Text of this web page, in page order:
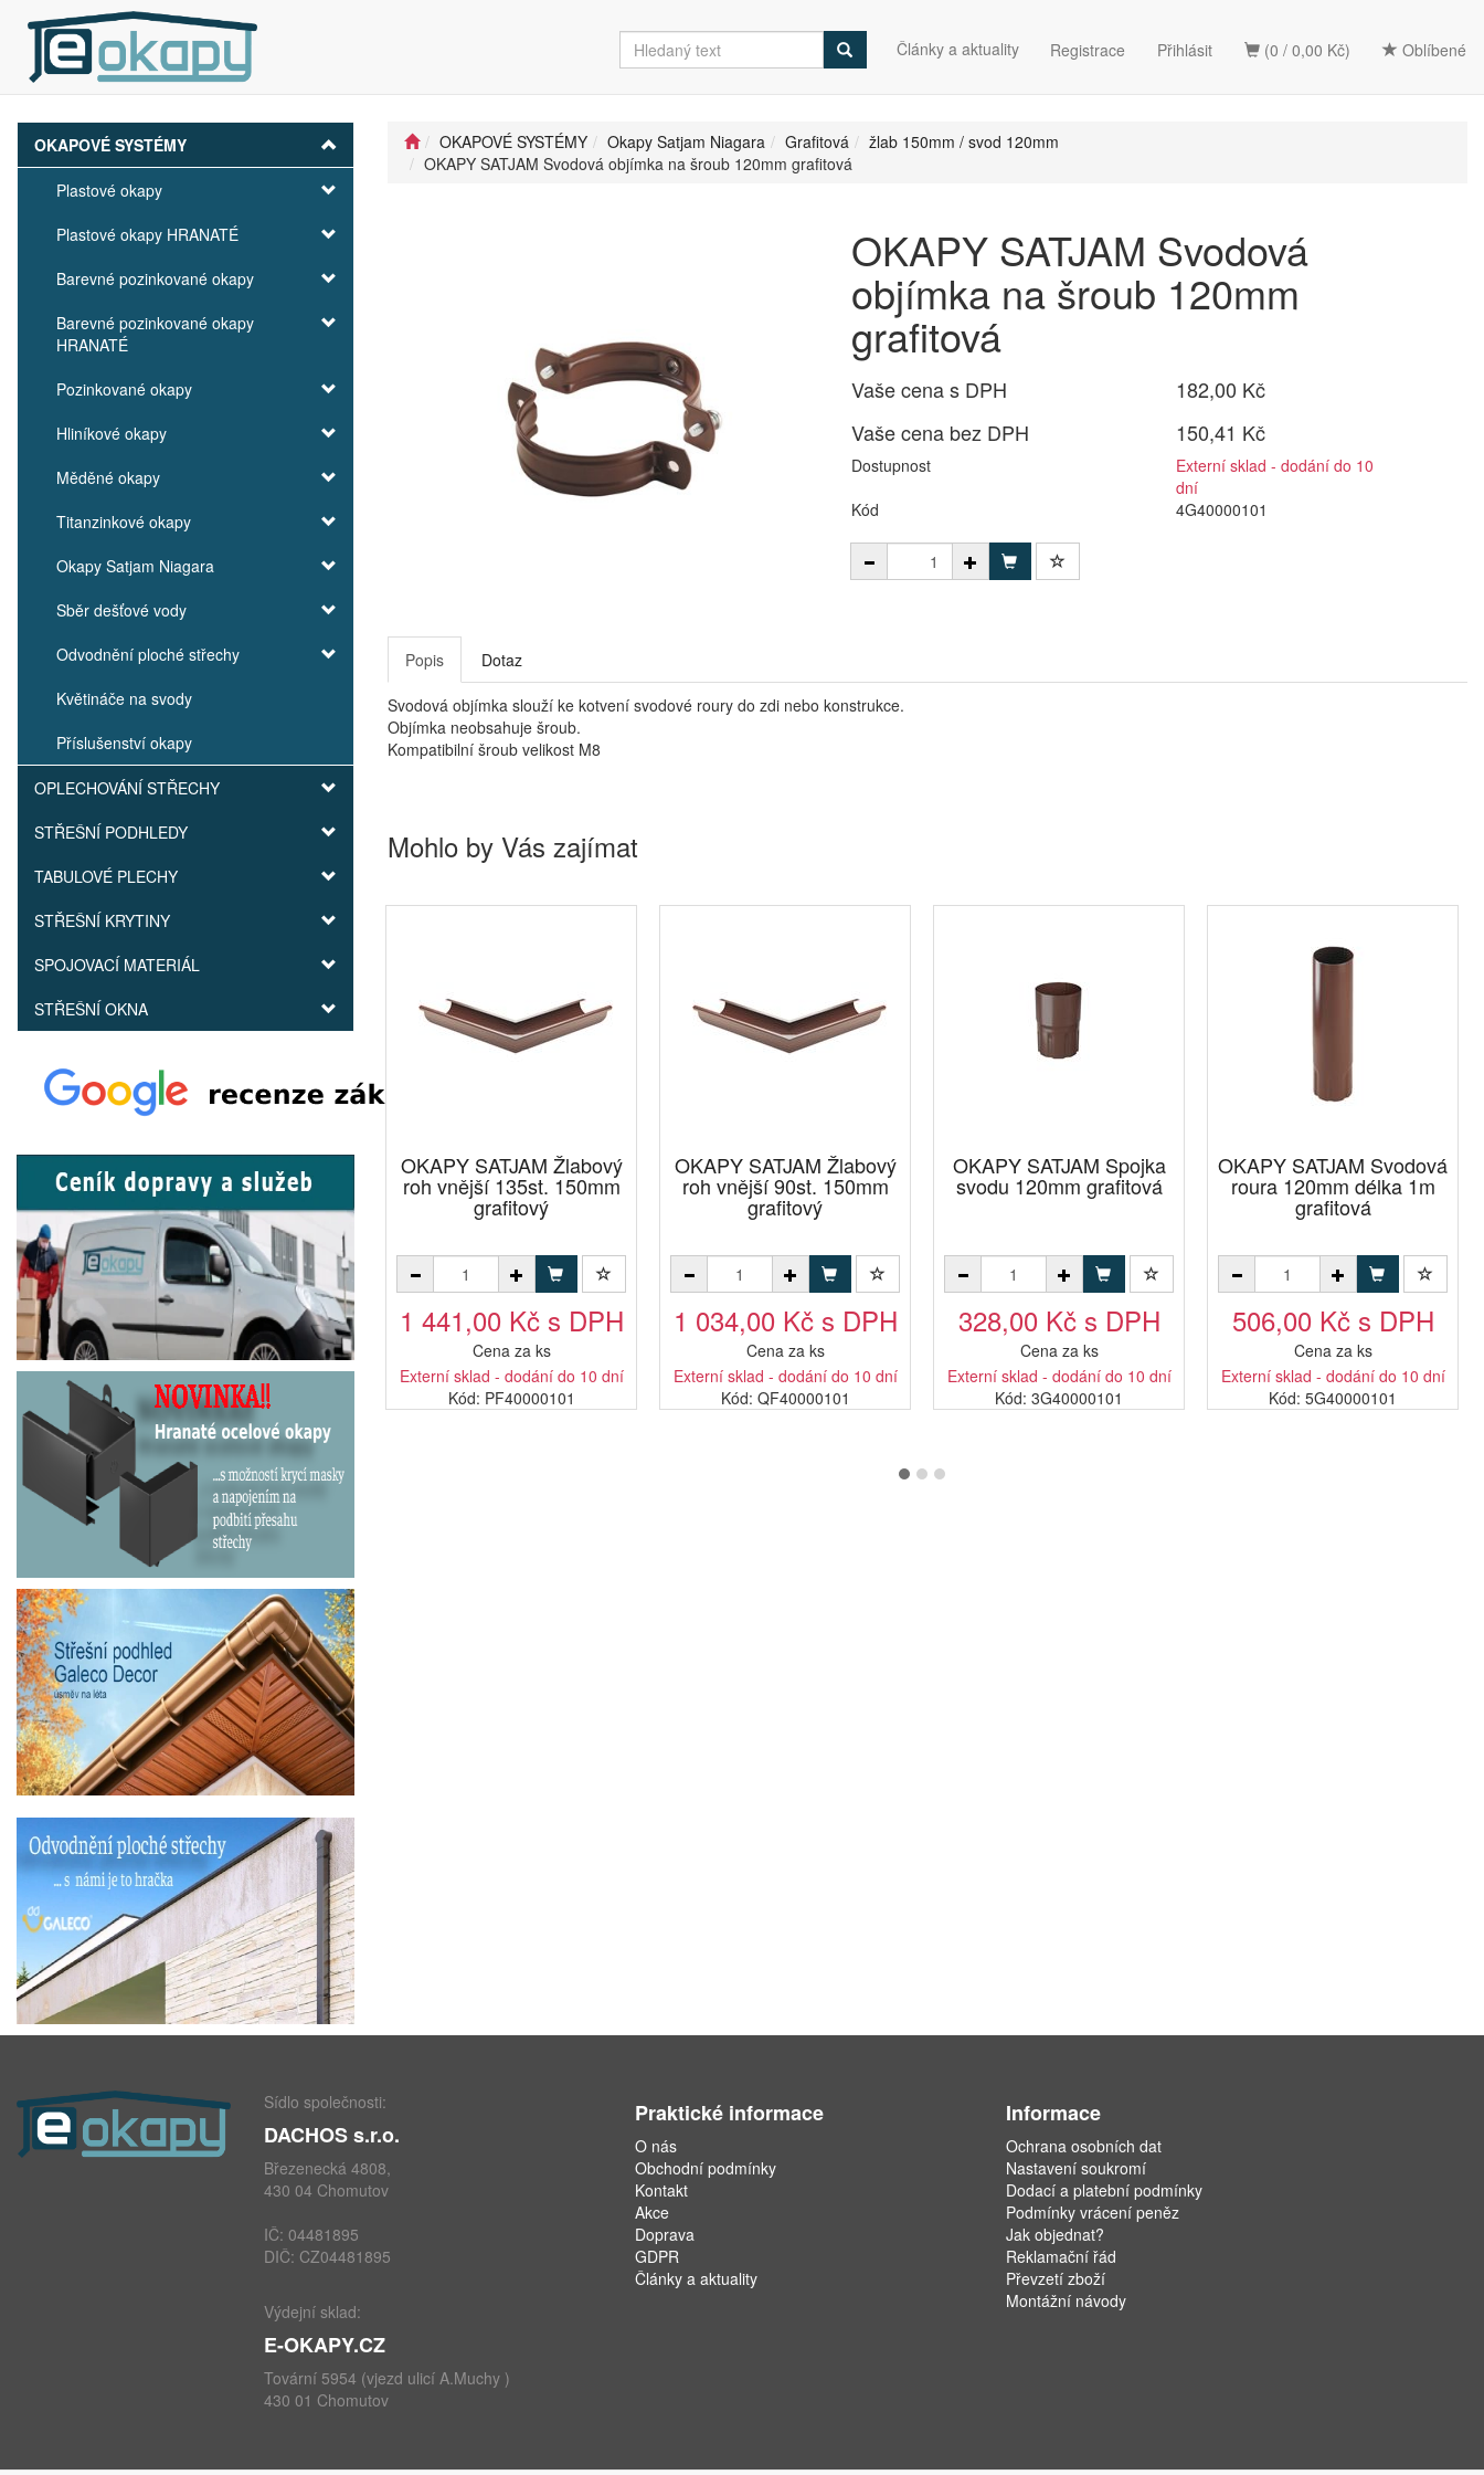
(0 / 0,00 Kč) Oblíbené
Články a aktuality Registrace Přihlásit
OKAPOVÉ SYSTÉMY
Plastové okapy
Plastové okapy HRANATÉ
Barevné pozinkované okapy
Barevné pozinkované okapy
HRANATÉ
Pozinkované okapy
Hliníkové okapy
Měděné okapy
Titanzinkové okapy
Okapy Satjam Niagara
Sběr dešťové vody
Odvodnění ploché střechy
Květináče na svody
Příslušenství okapy
OPLECHOVÁNÍ STŘECHY
STŘEŠNÍ PODHLEDY
TABULOVÉ PLECHY
STŘEŠNÍ KRYTINY
SPOJOVACÍ MATERIÁL
STŘEŠNÍ OKNA
OKAPOVÉ SYSTÉMY Okapy Satjam Niagara Grafitová
žlab 150mm / svod 120mm
OKAPY SATJAM Svodová objímka na šroub 120mm grafitová
OKAPY SATJAM Svodová
objímka na šroub 120mm
grafitová
Vaše cena s DPH
182,00 Kč
Vaše cena bez DPH
150,41 Kč
Dostupnost
Externí sklad - dodání do 10
dní
Kód
4G40000101
Popis Dotaz
Svodová objímka slouží ke kotvení svodové roury do zdi nebo konstrukce.
Objímka neobsahuje šroub.
Kompatibilní šroub velikost M8
Mohlo by Vás zajímat
OKAPY SATJAM Žlabový
roh vnější 135st. 150mm
grafitový
1 441,00 Kč s DPH
Cena za ks
Externí sklad - dodání do 10 dní
Kód: PF40000101
OKAPY SATJAM Žlabový
roh vnější 90st. 150mm
grafitový
1 034,00 Kč s DPH
Cena za ks
Externí sklad - dodání do 10 dní
Kód: QF40000101
OKAPY SATJAM Spojka
svodu 120mm grafitová
328,00 Kč s DPH
Cena za ks
Externí sklad - dodání do 10 dní
Kód: 3G40000101
OKAPY SATJAM Svodová
roura 120mm délka 1m
grafitová
506,00 Kč s DPH
Cena za ks
Externí sklad - dodání do 10 dní
Kód: 5G40000101
Sídlo společnosti:
DACHOS s.r.o.
Březenecká 4808,
430 04 Chomutov
IČ: 04481895
DIČ: CZ04481895
Výdejní sklad:
E-OKAPY.CZ
Tovární 5954 (vjezd ulicí A.Muchy )
430 01 Chomutov
Praktické informace
O nás
Obchodní podmínky
Kontakt
Akce
Doprava
GDPR
Články a aktuality
Informace
Ochrana osobních dat
Nastavení soukromí
Dodací a platební podmínky
Podmínky vrácení peněz
Jak objednat?
Reklamační řád
Převzetí zboží
Montážní návody